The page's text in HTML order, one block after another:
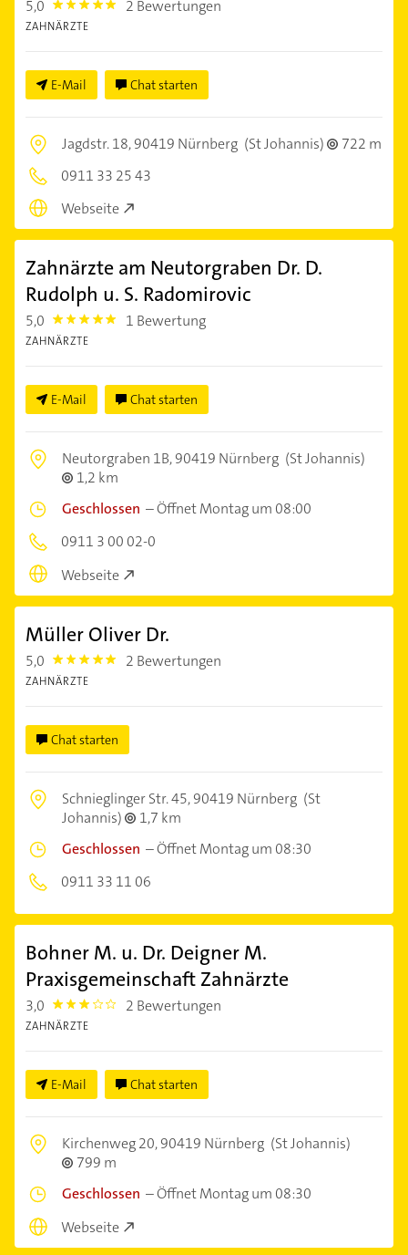
5,0 5.0 2 Bewertungen
ZAHNÄRZTE
E-Mail Chat starten
Jagdstr. 18,90419 Nürnberg (St Johannis)
722 m
0911 33 25 43
Webseite
Zahnärzte am Neutorgraben Dr. D.
Rudolph u. S. Radomirovic
5,0 5.0 1 Bewertung
ZAHNÄRZTE
E-Mail Chat starten
Neutorgraben 1B,90419 Nürnberg (St Johannis)
1,2 km
Geschlossen –Öffnet Montag um 08:00
0911 3 00 02-0
Webseite
Müller Oliver Dr.
5,0 5.0 2 Bewertungen
ZAHNÄRZTE
Chat starten
Schnieglinger Str. 45,90419 Nürnberg (St
Johannis)
1,7 km
Geschlossen –Öffnet Montag um 08:30
0911 33 11 06
Bohner M. u. Dr. Deigner M.
Praxisgemeinschaft Zahnärzte
3,0 3.0 2 Bewertungen
ZAHNÄRZTE
E-Mail Chat starten
Kirchenweg 20,90419 Nürnberg (St Johannis)
799 m
Geschlossen –Öffnet Montag um 08:30
Webseite